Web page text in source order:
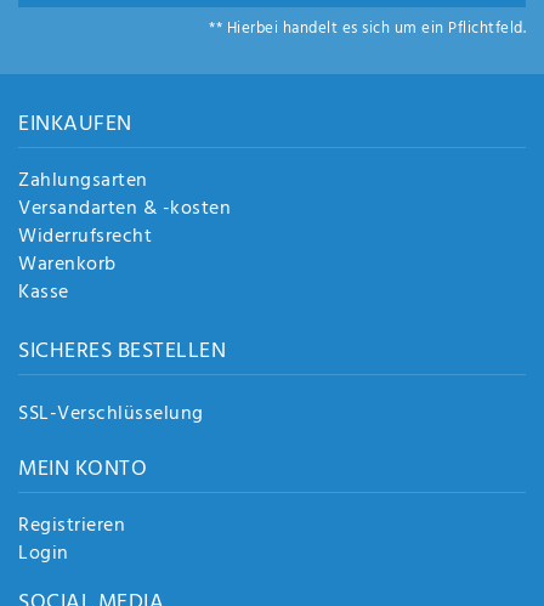
** Hierbei handelt es sich um ein Pflichtfeld.
EINKAUFEN
Zahlungsarten
Versandarten & -kosten
Widerrufsrecht
Warenkorb
Kasse
SICHERES BESTELLEN
SSL-Verschlüsselung
MEIN KONTO
Registrieren
Login